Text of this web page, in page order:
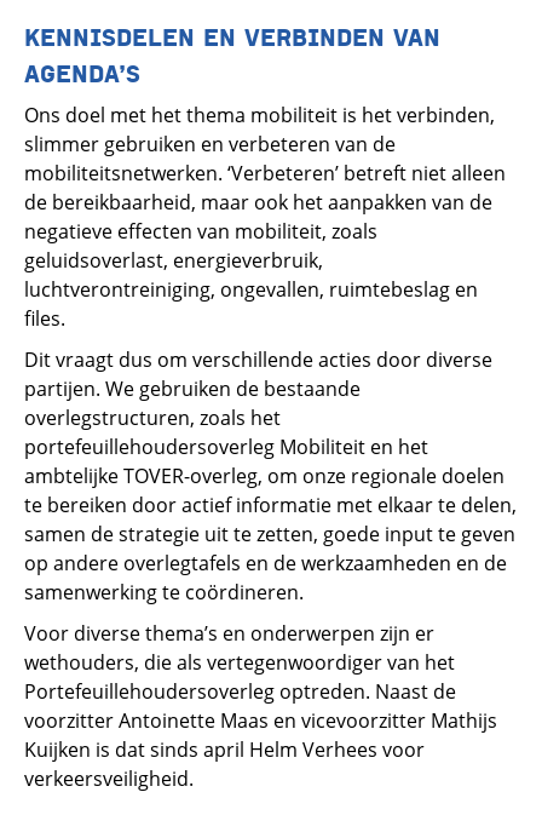
KENNISDELEN EN VERBINDEN VAN
AGENDA’S
Ons doel met het thema mobiliteit is het verbinden,
slimmer gebruiken en verbeteren van de
mobiliteitsnetwerken. ‘Verbeteren’ betreft niet alleen
de bereikbaarheid, maar ook het aanpakken van de
negatieve effecten van mobiliteit, zoals
geluidsoverlast, energieverbruik,
luchtverontreiniging, ongevallen, ruimtebeslag en
files.
Dit vraagt dus om verschillende acties door diverse
partijen. We gebruiken de bestaande
overlegstructuren, zoals het
portefeuillehoudersoverleg Mobiliteit en het
ambtelijke TOVER-overleg, om onze regionale doelen
te bereiken door actief informatie met elkaar te delen,
samen de strategie uit te zetten, goede input te geven
op andere overlegtafels en de werkzaamheden en de
samenwerking te coördineren.
Voor diverse thema’s en onderwerpen zijn er
wethouders, die als vertegenwoordiger van het
Portefeuillehoudersoverleg optreden. Naast de
voorzitter Antoinette Maas en vicevoorzitter Mathijs
Kuijken is dat sinds april Helm Verhees voor
verkeersveiligheid.